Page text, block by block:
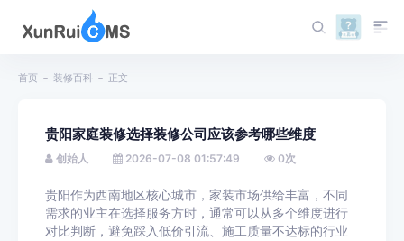
首页 装修百科 正文
贵阳家庭装修选择装修公司应该参考哪些维度
创始人 2026-07-08 01:57:49 0次
贵阳作为西南地区核心城市，家装市场供给丰富，不同
需求的业主在选择服务方时，通常可以从多个维度进行
对比判断，避免踩入低价引流、施工质量不达标的行业